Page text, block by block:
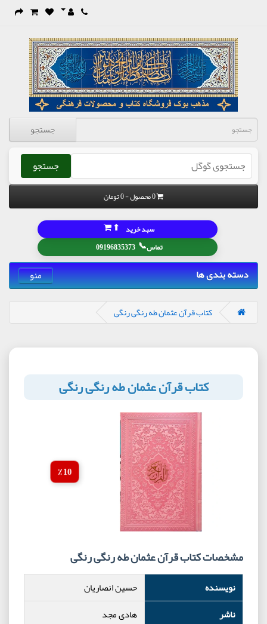
جستجو
جستجو
0 محصول - 0 تومان
تماس📞
09196835373
سبد خرید ⬆
دسته بندی ها منو
کتاب قرآن عثمان طه رنگی رنگی
کتاب قرآن عثمان طه رنگی رنگی
10 ٪
مشخصات کتاب قرآن عثمان طه رنگی رنگی
نویسنده
حسین انصاریان
ناشر
هادی مجد